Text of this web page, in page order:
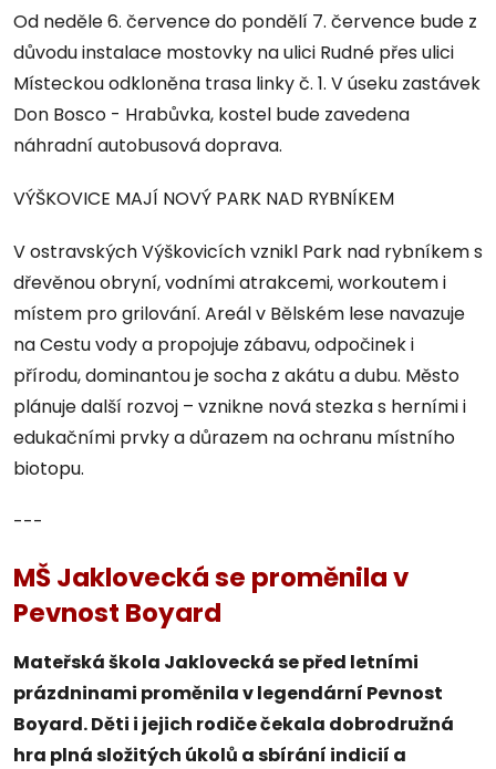
Od neděle 6. července do pondělí 7. července bude z
důvodu instalace mostovky na ulici Rudné přes ulici
Místeckou odkloněna trasa linky č. 1. V úseku zastávek
Don Bosco - Hrabůvka, kostel bude zavedena
náhradní autobusová doprava.
VÝŠKOVICE MAJÍ NOVÝ PARK NAD RYBNÍKEM
V ostravských Výškovicích vznikl Park nad rybníkem s
dřevěnou obryní, vodními atrakcemi, workoutem i
místem pro grilování. Areál v Bělském lese navazuje
na Cestu vody a propojuje zábavu, odpočinek i
přírodu, dominantou je socha z akátu a dubu. Město
plánuje další rozvoj – vznikne nová stezka s herními i
edukačními prvky a důrazem na ochranu místního
biotopu.
---
MŠ Jaklovecká se proměnila v
Pevnost Boyard
Mateřská škola Jaklovecká se před letními
prázdninami proměnila v legendární Pevnost
Boyard. Děti i jejich rodiče čekala dobrodružná
hra plná složitých úkolů a sbírání indicií a